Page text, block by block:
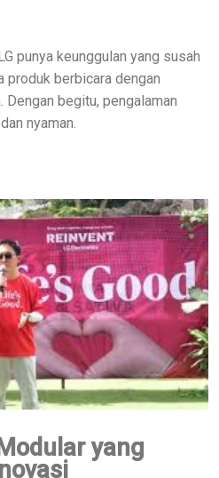
punya keunggulan yang susah
produk berbicara dengan
Dengan begitu, pengalaman
nyaman.
yang